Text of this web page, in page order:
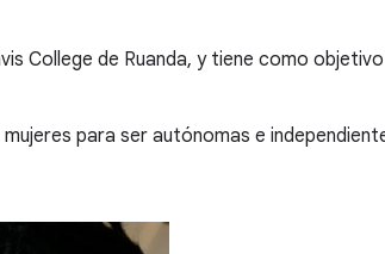
College de Ruanda, y tiene como
para ser autónomas e